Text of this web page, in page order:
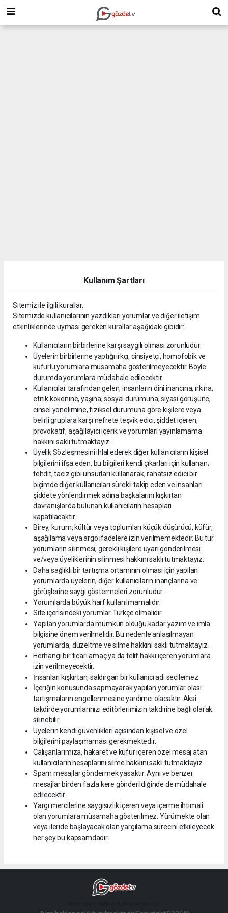
Kullanım Şartları
Sitemiz ile ilgili kurallar.
Sitemizde kullanıcılarının yazdıkları yorumlar ve diğer iletişim
etkinliklerinde uyması gereken kurallar aşağıdaki gibidir:
Kullanıcıların birbirlerine karşı saygılı olması zorunludur.
Üyelerin birbirlerine yaptığı ırkçı, cinsiyetçi, homofobik ve
küfürlü yorumlara müsamaha gösterilmeyecektir. Böyle
durumda yorumlara müdahale edilecektir.
Kullanıcılar tarafından gelen, insanların dini inancına, ırkına,
etnik kökenine, yaşına, sosyal durumuna, siyasi görüşüne,
cinsel yönelimine, fiziksel durumuna göre kişilere veya
belirli gruplara karşı nefrete teşvik edici, şiddet içeren,
provokatif, aşağılayıcı içerik ve yorumları yayınlamama
hakkını saklı tutmaktayız.
Üyelik Sözleşmesini ihlal ederek diğer kullanıcıların kişisel
bilgilerini ifşa eden, bu bilgileri kendi çıkarları için kullanan;
tehdit, taciz gibi unsurları kullanarak, rahatsız edici bir
biçimde diğer kullanıcıları sürekli takip eden ve insanları
şiddete yönlendirmek adına başkalarını kışkırtan
davranışlarda bulunan kullanıcıların hesapları
kapatılacaktır.
Birey, kurum, kültür veya toplumları küçük düşürücü, küfür,
aşağılama veya argo ifadelere izin verilmemektedir. Bu tür
yorumların silinmesi, gerekli kişilere uyarı gönderilmesi
ve/veya üyeliklerinin silinmesi hakkını saklı tutmaktayız.
Daha sağlıklı bir tartışma ortamının olması için yapılan
yorumlarda üyelerin, diğer kullanıcıların inançlarına ve
görüşlerine saygı göstermeleri zorunludur.
Yorumlarda büyük harf kullanılmamalıdır.
Site içerisindeki yorumlar Türkçe olmalıdır.
Yapılan yorumlarda mümkün olduğu kadar yazım ve imla
bilgisine önem verilmelidir. Bu nedenle anlaşılmayan
yorumlarda, düzeltme ve silme hakkını saklı tutmaktayız.
Herhangi bir ticari amaç ya da telif hakkı içeren yorumlara
izin verilmeyecektir.
İnsanları kışkırtan, saldırgan bir kullanıcı adı seçilemez.
İçeriğin konusunda sapmayarak yapılan yorumlar olası
tartışmaların engellenmesine yardımcı olacaktır. Aksi
takdirde yorumlarınızı editörlerimizin takdirine bağlı olarak
silinebilir.
Üyelerin kendi güvenlikleri açısından kişisel ve özel
bilgilerini paylaşmaması gerekmektedir.
Çalışanlarımıza, hakaret ve küfür içeren özel mesaj atan
kullanıcıların hesaplarını silme hakkını saklı tutmaktayız.
Spam mesajlar göndermek yasaktır. Aynı ve benzer
mesajlar birden fazla kere gönderildiğinde de müdahale
edilecektir.
Yargı mercilerine saygısızlık içeren veya içerme ihtimali
olan yorumlara müsamaha gösterilmez. Yürümekte olan
veya ileride başlayacak olan yargılama sürecini etkileyecek
her şey bu kapsamdadır.